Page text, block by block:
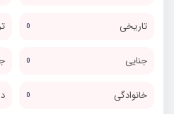
تاریخی 0
جنایی 0
خانوادگی 0